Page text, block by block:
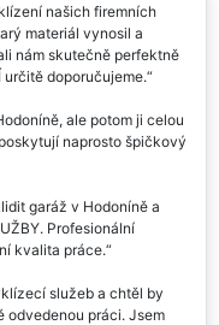
našich firemních
materiál vynosil a
nám skutečně perfektně
určitě doporučujeme.
ale potom ji celou
naprosto špičkový
garáž v Hodoníně a
Profesionální
kvalita práce.
služeb a chtěl by
odvedenou práci. Jsem